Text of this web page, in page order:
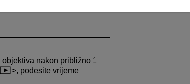
nakon približno 1
, podesite vrijeme